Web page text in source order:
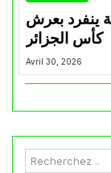
ينفرد بعرش
كأس الجزائر
Avril 30, 2026